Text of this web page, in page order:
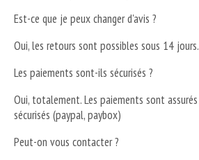
Est-ce que je peux changer d'avis ?
Oui, les retours sont possibles sous 14 jours.
Les paiements sont-ils sécurisés ?
Oui, totalement. Les paiements sont
sécurisés (paypal, paybox)
Peut-on vous contacter ?